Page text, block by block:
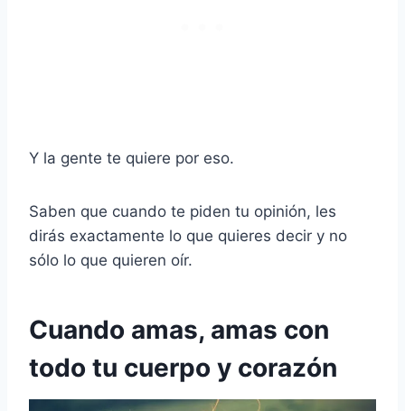
Y la gente te quiere por eso.
Saben que cuando te piden tu opinión, les
dirás exactamente lo que quieres decir y no
sólo lo que quieren oír.
Cuando amas, amas con
todo tu cuerpo y corazón